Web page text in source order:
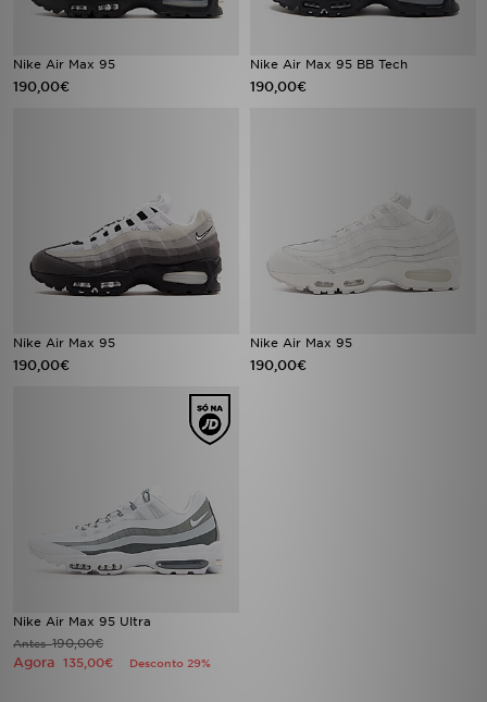
Nike Air Max 95
190,00€
Nike Air Max 95 BB Tech
190,00€
Nike Air Max 95
190,00€
Nike Air Max 95
190,00€
Nike Air Max 95 Ultra
Antes190,00€
Agora 135,00€ Desconto 29%